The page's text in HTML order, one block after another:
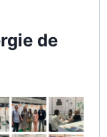
de